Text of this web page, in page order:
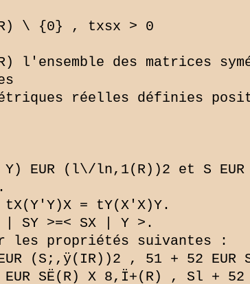
\ {0} , txsx > 0
l'ensemble des matrices
réelles définies
EUR (l\/ln,1(R))2 et S
= tY(X'X)Y.
| SY >=< SX | Y >.
les propriétés suivantes :
(S;,ÿ(IR))2 , 51 + 52 EUR
SË(R) X 8,Ï+(R) , Sl + 52